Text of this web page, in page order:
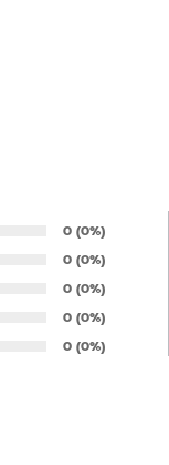
Number of rates:
0 Percentage
(0%)
Number of rates:
0 Percentage
(0%)
Number of rates:
0 Percentage
(0%)
Number of rates:
0 Percentage
(0%)
Number of rates:
0 Percentage
(0%)